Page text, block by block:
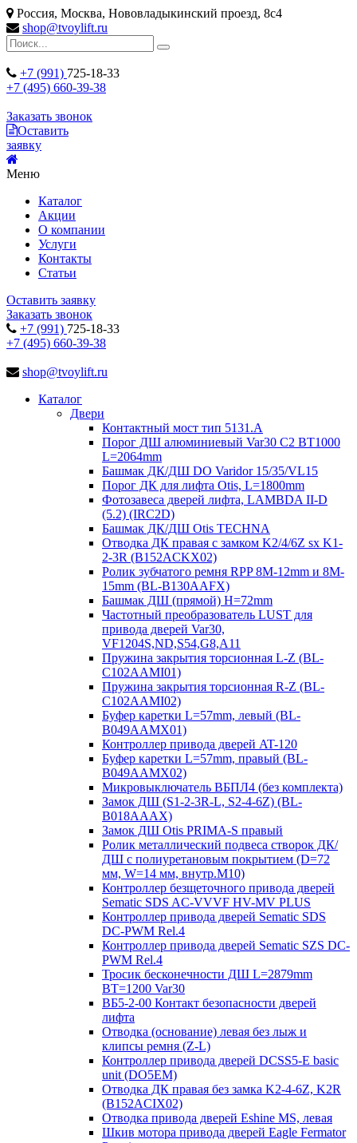
Россия, Москва, Нововладыкинский проезд, 8с4
shop@tvoylift.ru
+7 (991) 725-18-33
+7 (495) 660-39-38
Заказать звонок
Оставить
заявку
Меню
Каталог
Акции
О компании
Услуги
Контакты
Статьи
Оставить заявку
Заказать звонок
+7 (991) 725-18-33
+7 (495) 660-39-38
shop@tvoylift.ru
Каталог
Двери
Контактный мост тип 5131.A
Порог ДШ алюминиевый Var30 C2 BT1000
L=2064mm
Башмак ДК/ДШ DO Varidor 15/35/VL15
Порог ДК для лифта Otis, L=1800mm
Фотозавеса дверей лифта, LAMBDA II-D
(5.2) (IRC2D)
Башмак ДК/ДШ Otis TECHNA
Отводка ДК правая с замком K2/4/6Z sx K1-
2-3R (B152ACKX02)
Ролик зубчатого ремня RPP 8M-12mm и 8M-
15mm (BL-B130AAFX)
Башмак ДШ (прямой) H=72mm
Частотный преобразователь LUST для
привода дверей Var30,
VF1204S,ND,S54,G8,A11
Пружина закрытия торсионная L-Z (BL-
C102AAMI01)
Пружина закрытия торсионная R-Z (BL-
C102AAMI02)
Буфер каретки L=57mm, левый (BL-
B049AAMX01)
Контроллер привода дверей AT-120
Буфер каретки L=57mm, правый (BL-
B049AAMX02)
Микровыключатель ВБПЛ4 (без комплекта)
Замок ДШ (S1-2-3R-L, S2-4-6Z) (BL-
B018AAAX)
Замок ДШ Otis PRIMA-S правый
Ролик металлический подвеса створок ДК/
ДШ с полиуретановым покрытием (D=72
мм, W=14 мм, внутр.М10)
Контроллер безщеточного привода дверей
Sematiс SDS AC-VVVF HV-MV PLUS
Контроллер привода дверей Sematic SDS
DC-PWM Rel.4
Контроллер привода дверей Sematic SZS DC-
PWM Rel.4
Тросик бесконечности ДШ L=2879mm
BT=1200 Var30
ВБ5-2-00 Контакт безопасности дверей
лифта
Отводка (основание) левая без лыж и
клипсы ремня (Z-L)
Контроллер привода дверей DCSS5-E basic
unit (DO5EM)
Отводка ДК правая без замка K2-4-6Z, K2R
(B152ACIX02)
Отводка привода дверей Eshine MS, левая
Шкив мотора привода дверей Eagle Fermator